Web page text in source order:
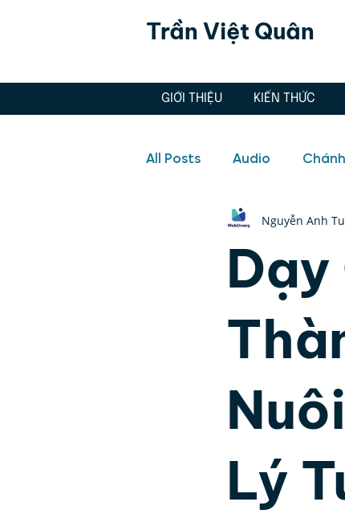
Trần Việt Quân
GIỚI THIỆU KIẾN THỨC
All Posts Audio
Hôn nhân, Tình yêu
Doanh nghiệp Hôn
Quản lý cảm xúc, Thiền,
Phát Triển Bản Thân
Thần số
Lý
Nguyễn Anh